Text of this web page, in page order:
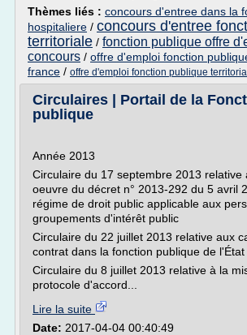
Thèmes liés : concours d'entree dans la
hospitaliere / concours d'entree
territoriale / fonction publique offre
concours / offre d'emploi fonction
france / offre d'emploi fonction publique
Circulaires | Portail de la
publique
Année 2013
Circulaire du 17 septembre 2013 relative
oeuvre du décret n° 2013-292 du 5 avril
régime de droit public applicable aux
groupements d'intérêt public
Circulaire du 22 juillet 2013 relative aux
contrat dans la fonction publique de l'État
Circulaire du 8 juillet 2013 relative à la
protocole d'accord...
Lire la suite
Date: 2017-04-04 00:40:49